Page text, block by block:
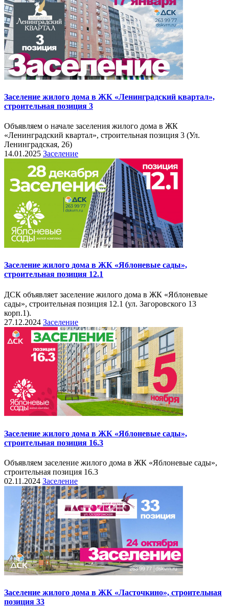
Заселение жилого дома в ЖК «Ленинградский квартал»,
строительная позиция 3
Объявляем о начале заселения жилого дома в ЖК
«Ленинградский квартал», строительная позиция 3 (Ул.
Ленинградская, 26)
14.01.2025 Заселение
Заселение жилого дома в ЖК «Яблоневые сады»,
строительная позиция 12.1
ДСК объявляет заселение жилого дома в ЖК «Яблоневые
сады», строительная позиция 12.1 (ул. Загоровского 13
корп.1).
27.12.2024 Заселение
Заселение жилого дома в ЖК «Яблоневые сады»,
строительная позиция 16.3
Объявляем заселение жилого дома в ЖК «Яблоневые сады»,
строительная позиция 16.3
02.11.2024 Заселение
Заселение жилого дома в ЖК «Ласточкино», строительная
позиция 33